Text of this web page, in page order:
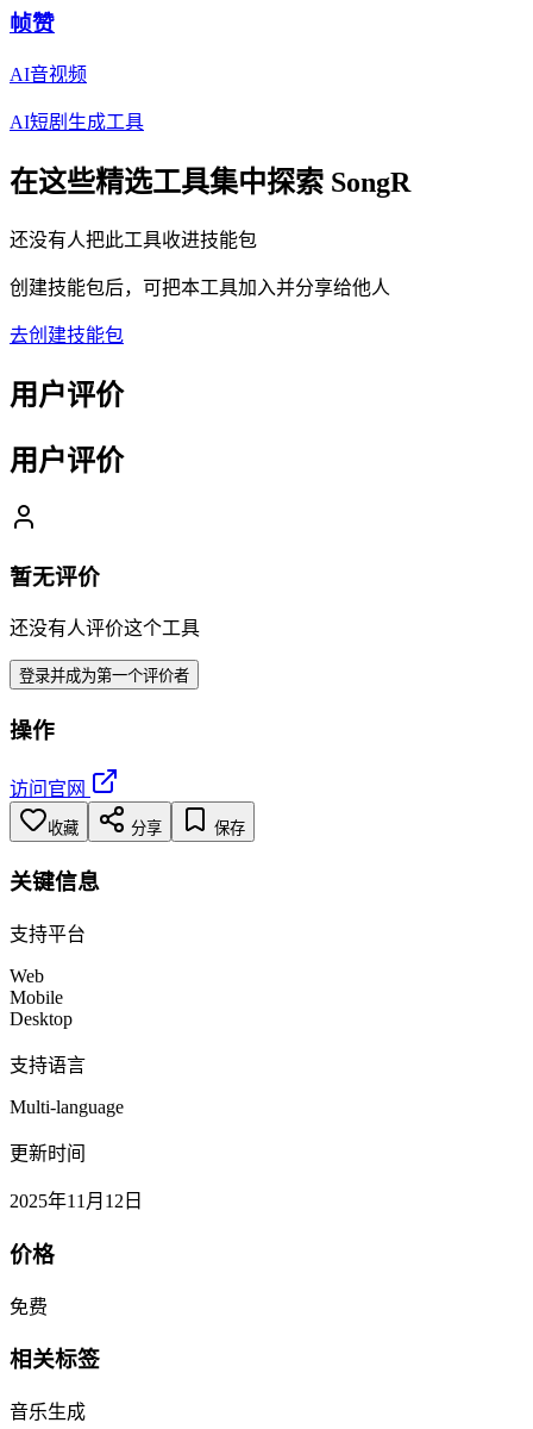
帧赞
AI音视频
AI短剧生成工具
在这些精选工具集中探索 SongR
还没有人把此工具收进技能包
创建技能包后，可把本工具加入并分享给他人
去创建技能包
用户评价
用户评价
暂无评价
还没有人评价这个工具
登录并成为第一个评价者
操作
访问官网
收藏 分享 保存
关键信息
支持平台
Web
Mobile
Desktop
支持语言
Multi-language
更新时间
2025年11月12日
价格
免费
相关标签
音乐生成